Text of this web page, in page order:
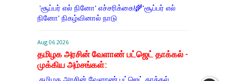
'சூப்பர் எல் நினோ' எச்சரிக்கை!🌾‘சூப்பர் எல்
நினோ' நிகழ்வினால் நாடு
Aug 06 2026
தமிழக அரசின் வேளாண் பட்ஜெட் தாக்கல் -
முக்கிய அம்சங்கள்:
தமிழக அரசின் வேளாண் பட்ஜெட் தாக்கல்